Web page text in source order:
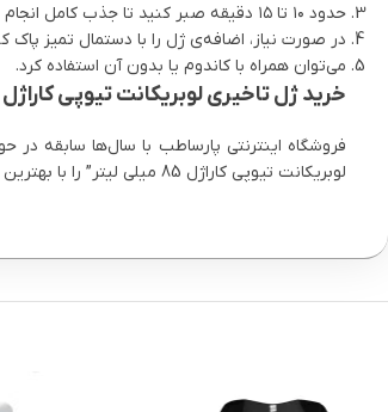
حدود ۱۰ تا ۱۵ دقیقه صبر کنید تا جذب کامل انجام شود.
در صورت نیاز، اضافه‌ی ژل را با دستمال تمیز پاک
می‌توان همراه با کاندوم یا بدون آن استفاده کرد.
خرید ژل تاخیری لوبریکانت تیوپی کاراژل 85 میلی لیتر از پارساطب
فروشگاه اینترنتی پارساطب با سال‌ها سابقه در
لوبریکانت تیوپی کاراژل 85 میلی لیتر” را با بهترین قیمت و به‌صورت مستقیم از پارساطب تهیه کنید.